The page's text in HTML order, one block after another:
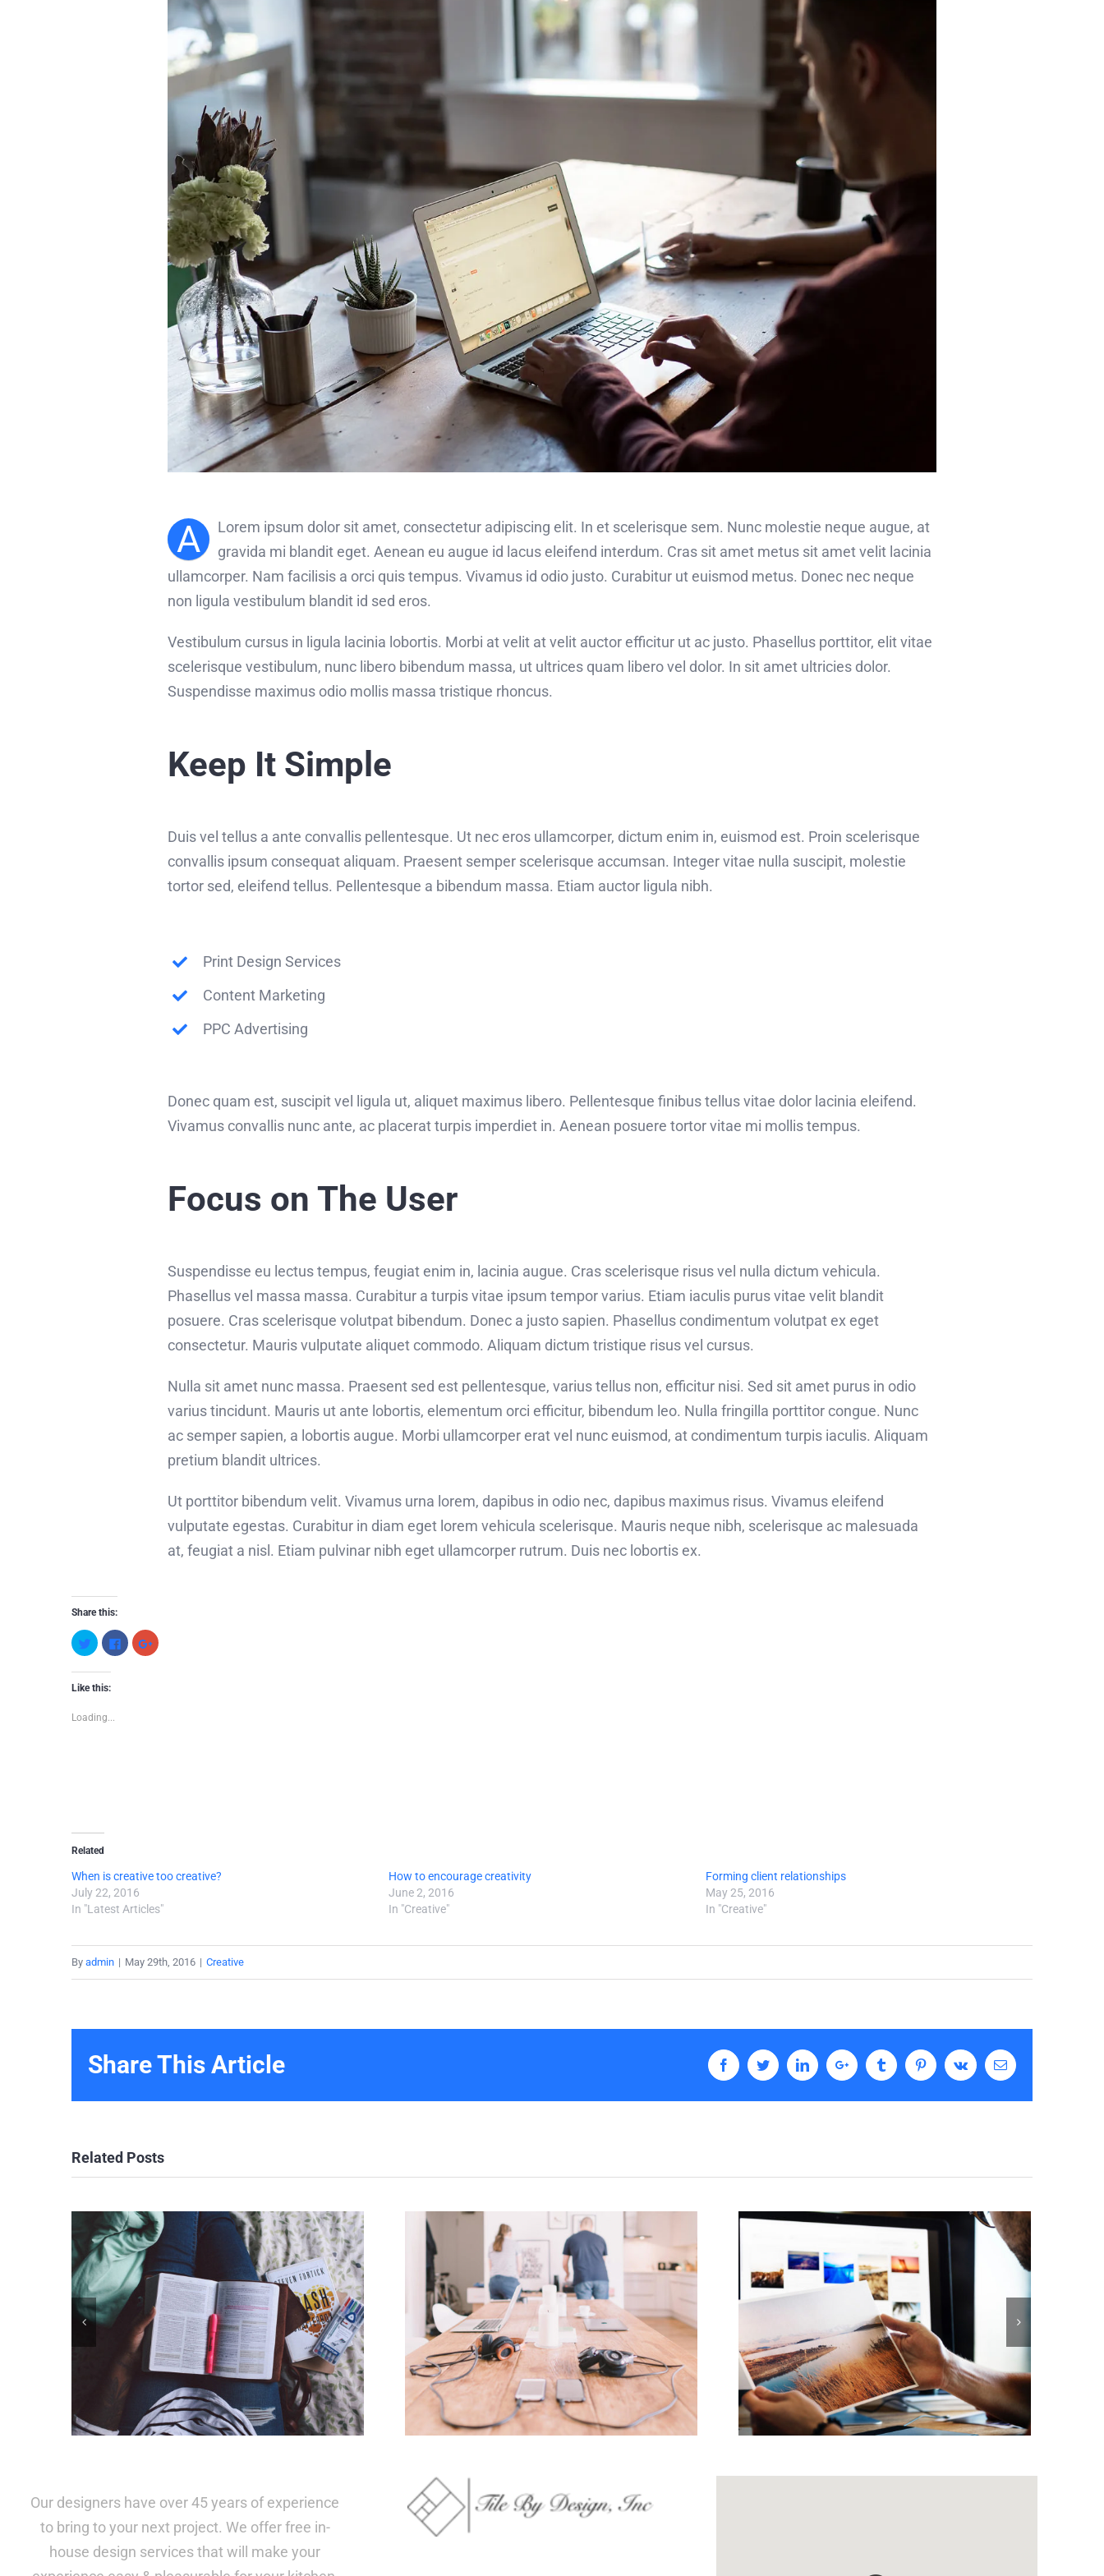
A
Lorem ipsum dolor sit amet, consectetur adipiscing elit. In et scelerisque sem. Nunc molestie neque augue, at
gravida mi blandit eget. Aenean eu augue id lacus eleifend interdum. Cras sit amet metus sit amet velit lacinia
ullamcorper. Nam facilisis a orci quis tempus. Vivamus id odio justo. Curabitur ut euismod metus. Donec nec neque
non ligula vestibulum blandit id sed eros.
Vestibulum cursus in ligula lacinia lobortis. Morbi at velit at velit auctor efficitur ut ac justo. Phasellus porttitor, elit vitae
scelerisque vestibulum, nunc libero bibendum massa, ut ultrices quam libero vel dolor. In sit amet ultricies dolor.
Suspendisse maximus odio mollis massa tristique rhoncus.
Keep It Simple
Duis vel tellus a ante convallis pellentesque. Ut nec eros ullamcorper, dictum enim in, euismod est. Proin scelerisque
convallis ipsum consequat aliquam. Praesent semper scelerisque accumsan. Integer vitae nulla suscipit, molestie
tortor sed, eleifend tellus. Pellentesque a bibendum massa. Etiam auctor ligula nibh.
Print Design Services
Content Marketing
PPC Advertising
Donec quam est, suscipit vel ligula ut, aliquet maximus libero. Pellentesque finibus tellus vitae dolor lacinia eleifend.
Vivamus convallis nunc ante, ac placerat turpis imperdiet in. Aenean posuere tortor vitae mi mollis tempus.
Focus on The User
Suspendisse eu lectus tempus, feugiat enim in, lacinia augue. Cras scelerisque risus vel nulla dictum vehicula.
Phasellus vel massa massa. Curabitur a turpis vitae ipsum tempor varius. Etiam iaculis purus vitae velit blandit
posuere. Cras scelerisque volutpat bibendum. Donec a justo sapien. Phasellus condimentum volutpat ex eget
consectetur. Mauris vulputate aliquet commodo. Aliquam dictum tristique risus vel cursus.
Nulla sit amet nunc massa. Praesent sed est pellentesque, varius tellus non, efficitur nisi. Sed sit amet purus in odio
varius tincidunt. Mauris ut ante lobortis, elementum orci efficitur, bibendum leo. Nulla fringilla porttitor congue. Nunc
ac semper sapien, a lobortis augue. Morbi ullamcorper erat vel nunc euismod, at condimentum turpis iaculis. Aliquam
pretium blandit ultrices.
Ut porttitor bibendum velit. Vivamus urna lorem, dapibus in odio nec, dapibus maximus risus. Vivamus eleifend
vulputate egestas. Curabitur in diam eget lorem vehicula scelerisque. Mauris neque nibh, scelerisque ac malesuada
at, feugiat a nisl. Etiam pulvinar nibh eget ullamcorper rutrum. Duis nec lobortis ex.
Share this:
Click
to
share
on
(Opens
window)
Click
to
share
Click
to
Like this:
Loading...
Related
When is creative too creative?
July 22, 2016
In "Latest Articles"
How to encourage creativity
June 2, 2016
In "Creative"
Forming client relationships
May 25, 2016
In "Creative"
By admin | May 29th, 2016 | Creative
Share This Article FacebookTwitterLinkedInGoogle+ Tumblr PinterestVk Email
Related Posts
Our designers have over 45 years of experience
to bring to your next project. We offer free in-
house design services that will make your